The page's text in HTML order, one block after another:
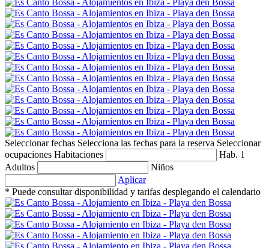
Seleccionar fechas Selecciona las fechas para la reserva Seleccionar
ocupaciones Habitaciones
Hab. 1
Adultos
Niños
Aplicar
* Puede consultar disponibilidad y tarifas desplegando el calendario